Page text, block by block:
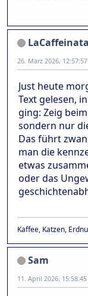
LaCaffeinata
26. März 2026, 12:57:57
Just heute
Text gelesen,
ging: Zeig
sondern nur
Das führt
man die
etwas
oder das
Kaffee, Katzen,
Sam
11. April 2026, 15:58:45